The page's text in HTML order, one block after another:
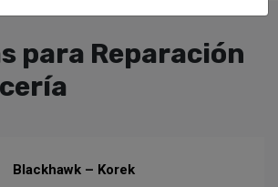
para Reparación
Blackhawk – Korek